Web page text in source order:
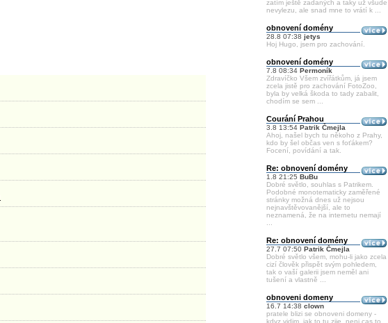
zatím ještě zadaných a taky už všude
nevylezu, ale snad mne to vrátí k ...
obnovení domény
28.8 07:38 jetys
Hoj Hugo, jsem pro zachování.
obnovení domény
7.8 08:34 Permoník
Zdravíčko Všem zvířátkům, já jsem
zcela jistě pro zachování FotoZoo,
byla by velká škoda to tady zabalit,
chodím se sem ...
Courání Prahou
3.8 13:54 Patrik Čmejla
Ahoj, našel bych tu někoho z Prahy,
kdo by šel občas ven s foťákem?
Focení, povídání a tak.
Re: obnovení domény
1.8 21:25 BuBu
Dobré světlo, souhlas s Patrikem.
Podobné monotematicky zaměřené
stránky možná dnes už nejsou
nejnavštěvovanější, ale to
neznamená, že na internetu nemají
Re: obnovení domény
27.7 07:50 Patrik Čmejla
Dobré světlo všem, mohu-li jako zcela
cizí člověk přispět svým pohledem,
tak o vaší galerii jsem neměl ani
tušení a vlastně ...
obnoveni domeny
16.7 14:38 clown
pratele blizi se obnoveni domeny -
kdyz vidim, jak to tu zije, neni cas to